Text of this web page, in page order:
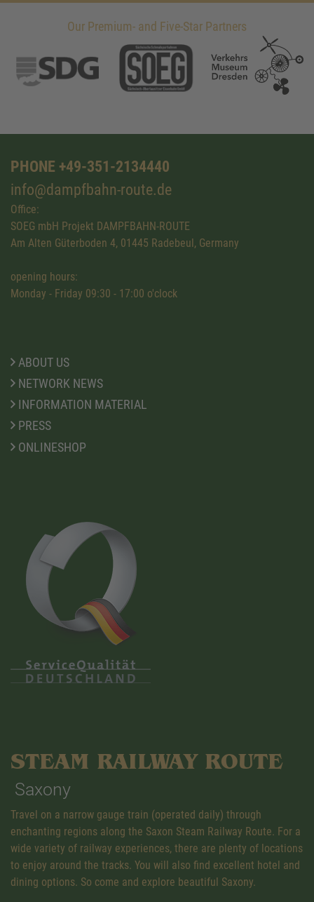
Our Premium- and Five-Star Partners
PHONE +49-351-2134440
info@dampfbahn-route.de
Office:
SOEG mbH Projekt DAMPFBAHN-ROUTE
Am Alten Güterboden 4, 01445 Radebeul, Germany
opening hours:
Monday - Friday 09:30 - 17:00 o'clock
ABOUT US
NETWORK NEWS
INFORMATION MATERIAL
PRESS
ONLINESHOP
STEAM RAILWAY ROUTE
Saxony
Travel on a narrow gauge train (operated daily) through
enchanting regions along the Saxon Steam Railway Route. For a
wide variety of railway experiences, there are plenty of locations
to enjoy around the tracks. You will also find excellent hotel and
dining options. So come and explore beautiful Saxony.